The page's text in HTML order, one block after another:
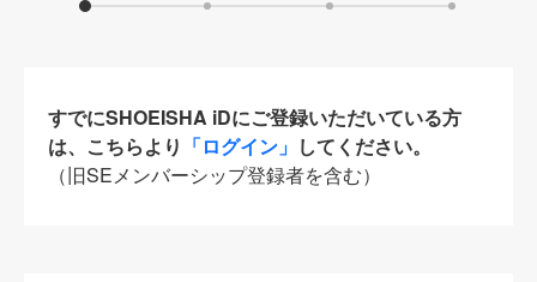
すでにSHOEISHA iDにご登録いただいている方
は、こちらより 「ログイン」 してください。
（旧SEメンバーシップ登録者を含む）